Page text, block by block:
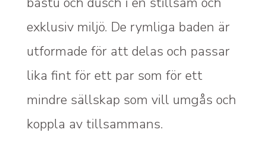
exklusiv miljö. De rymliga baden är
utformade för att delas och passar
lika fint för ett par som för ett
mindre sällskap som vill umgås och
koppla av tillsammans.